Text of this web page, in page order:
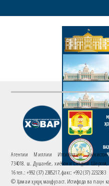
Агентии Миллии Иттилоотии Тоҷикистон
734018. ш. Душанбе, хиёбони Саъдии Шерозӣ,
16 тел.: +992 (37) 2385217, факс: +992 (37) 2232383
© Ҳамаи ҳуқуқ маҳфуз аст. Истифода ва паҳн